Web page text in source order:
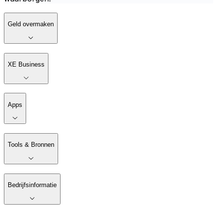
Geld overmaken
XE Business
Apps
Tools & Bronnen
Bedrijfsinformatie